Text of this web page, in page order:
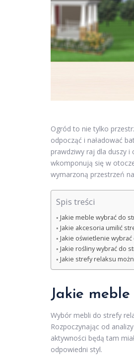
Ogród to nie tylko
odpocząć i naładować
prawdziwy raj dla duszy
wkomponują się w
wymarzoną przestrzeń
Spis treści
Jakie meble wybrać do
Jakie akcesoria umilić
Jakie oświetlenie
Jakie rośliny wybrać do
Jakie strefy relaksu
Jakie
Wybór mebli do strefy
Rozpoczynając od
aktywności będą tam
odpowiedni styl.